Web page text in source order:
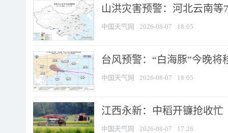
山洪灾害预警：河北云南
中国天气网 2026-08-07 18:05
台风预警：“白海豚”今晚将
中国天气网 2026-08-07 18:05
江西永新：中稻开镰抢收忙
中国天气网 2026-08-07 17:26